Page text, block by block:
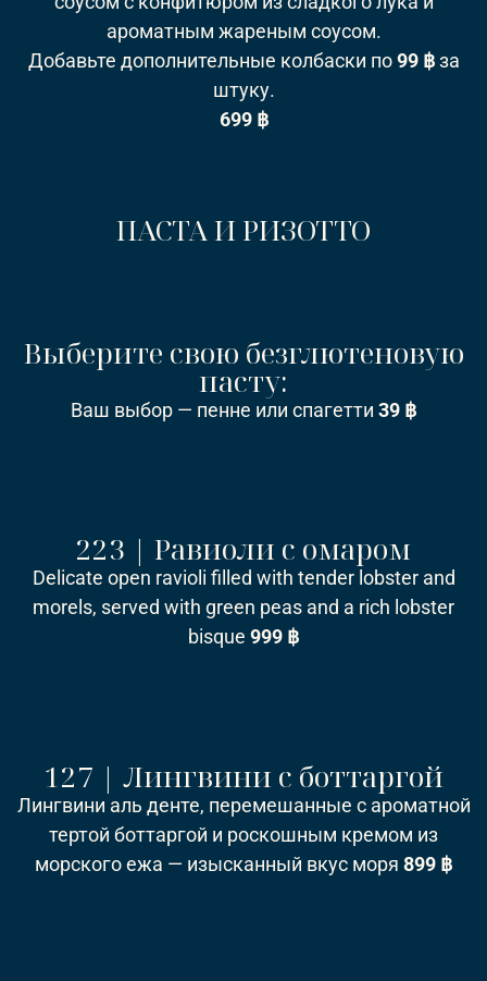
ароматным жареным соусом.
Добавьте дополнительные колбаски по99 ฿за
штуку.
699 ฿
ПАСТА И РИЗОТТО
Выберите свою безглютеновую
пасту:
Ваш выбор — пенне или спагетти 39 ฿
223 | Равиоли с омаром
Delicate open ravioli filled with tender lobster and
morels, served with green peas and a rich lobster
bisque 999 ฿
127 | Лингвини с боттаргой
Лингвини аль денте, перемешанные с ароматной
тертой боттаргой и роскошным кремом из
морского ежа — изысканный вкус моря 899 ฿